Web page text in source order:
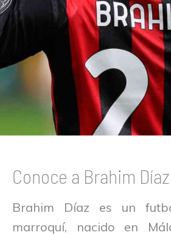
Conoce a Brahim Díaz
Brahim Díaz es un
marroquí, nacido en